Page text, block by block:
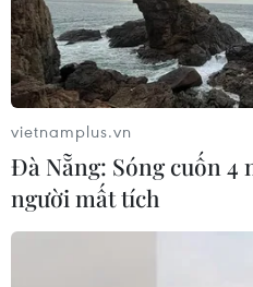
vietnamplus.vn
Đà Nẵng: Sóng cuốn 4
người mất tích